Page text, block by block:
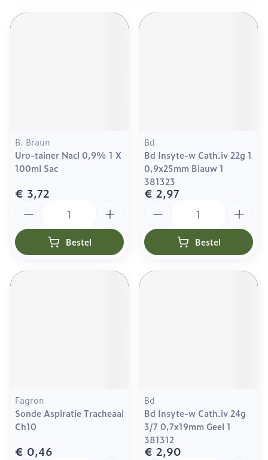
B. Braun
Uro-tainer Nacl 0,9% 1 X
100ml Sac
€ 3,72
Bestel
Bd
Bd Insyte-w Cath.iv 22g 1
0,9x25mm Blauw 1
381323
€ 2,97
Bestel
Fagron
Sonde Aspiratie Tracheaal
Ch10
€ 0,46
Bd
Bd Insyte-w Cath.iv 24g
3/7 0,7x19mm Geel 1
381312
€ 2,90